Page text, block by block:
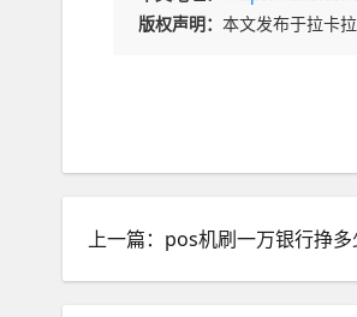
版权声明： 本文发布于拉卡